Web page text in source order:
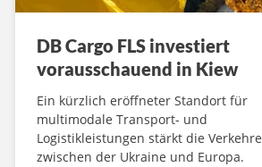
DB Cargo FLS investiert
vorausschauend in Kiew
Ein kürzlich eröffneter Standort für
multimodale Transport- und
Logistikleistungen stärkt die Verkehre
zwischen der Ukraine und Europa.